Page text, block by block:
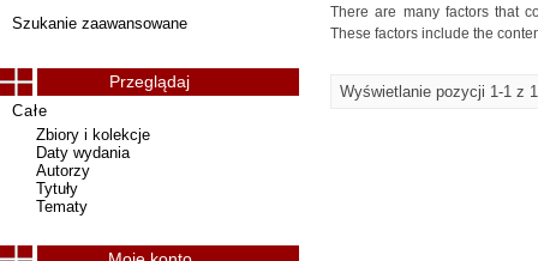
There are many factors that
These factors include the
Wyświetlanie pozycji 1-1 z 1
Szukanie zaawansowane
Przeglądaj
Całe
Zbiory i kolekcje
Daty wydania
Autorzy
Tytuły
Tematy